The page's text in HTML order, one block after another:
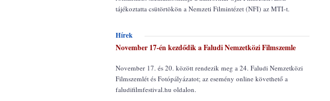
tájékoztatta csütörtökön a Nemzeti Filmintézet (NFI) az MTI-t.
Hírek
November 17-én kezdődik a Faludi Nemzetközi Filmszemle
November 17. és 20. között rendezik meg a 24. Faludi Nemzetközi
Filmszemlét és Fotópályázatot; az esemény online követhető a
faludifilmfestival.hu oldalon.